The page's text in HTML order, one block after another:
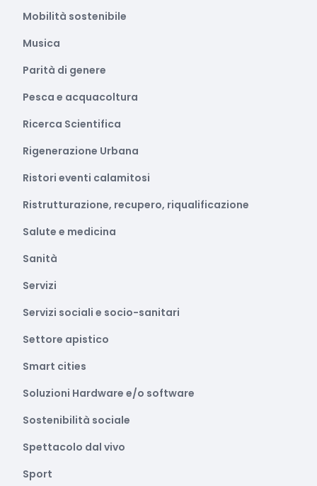
Mobilità sostenibile
Musica
Parità di genere
Pesca e acquacoltura
Ricerca Scientifica
Rigenerazione Urbana
Ristori eventi calamitosi
Ristrutturazione, recupero, riqualificazione
Salute e medicina
Sanità
Servizi
Servizi sociali e socio-sanitari
Settore apistico
Smart cities
Soluzioni Hardware e/o software
Sostenibilità sociale
Spettacolo dal vivo
Sport